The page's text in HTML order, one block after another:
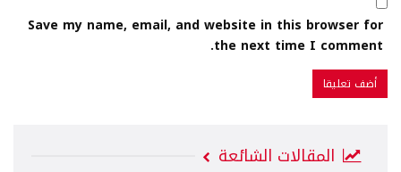
Save my name, email, and website in this browser for
the next time I comment.
المقالات الشائعة